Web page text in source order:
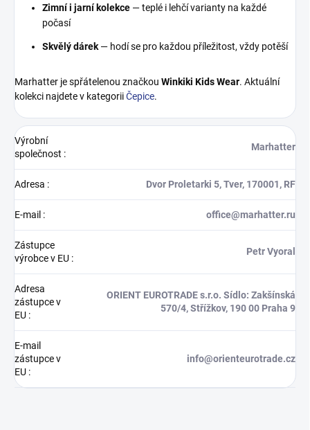
Zimní i jarní kolekce — teplé i lehčí varianty na každé
počasí
Skvělý dárek — hodí se pro každou příležitost, vždy potěší
Marhatter je spřátelenou značkou Winkiki Kids Wear. Aktuální
kolekci najdete v kategoriiČepice.
Výrobní
společnost :
Marhatter
Adresa : Dvor Proletarki 5, Tver, 170001, RF
E-mail : office@marhatter.ru
Zástupce
výrobce v EU :
Petr Vyoral
Adresa
zástupce v
EU :
ORIENT EUROTRADE s.r.o. Sídlo: Zakšínská
570/4, Střížkov, 190 00 Praha 9
E-mail
zástupce v
EU :
info@orienteurotrade.cz